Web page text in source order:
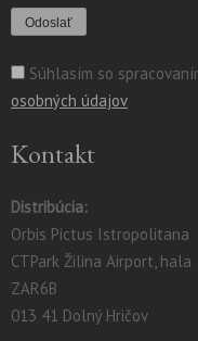
Súhlasím so
osobných údajov
Kontakt
Distribúcia:
Orbis Pictus Istropolitana
CTPark Žilina Airport, hala
ZAR6B
013 41 Dolný Hričov